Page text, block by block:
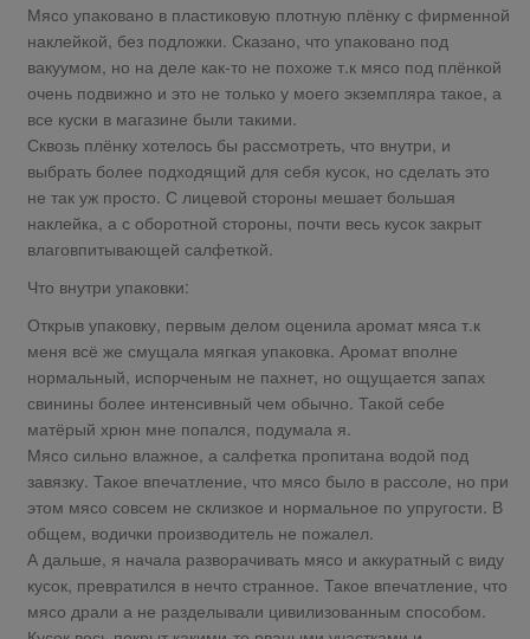
Мясо упаковано в пластиковую плотную плёнку с фирменной
наклейкой, без подложки. Сказано, что упаковано под
вакуумом, но на деле как-то не похоже т.к мясо под плёнкой
очень подвижно и это не только у моего экземпляра такое, а
все куски в магазине были такими.
Сквозь плёнку хотелось бы рассмотреть, что внутри, и
выбрать более подходящий для себя кусок, но сделать это
не так уж просто. С лицевой стороны мешает большая
наклейка, а с оборотной стороны, почти весь кусок закрыт
влаговпитывающей салфеткой.
Что внутри упаковки:
Открыв упаковку, первым делом оценила аромат мяса т.к
меня всё же смущала мягкая упаковка. Аромат вполне
нормальный, испорченым не пахнет, но ощущается запах
свинины более интенсивный чем обычно. Такой себе
матёрый хрюн мне попался, подумала я.
Мясо сильно влажное, а салфетка пропитана водой под
завязку. Такое впечатление, что мясо было в рассоле, но при
этом мясо совсем не склизкое и нормальное по упругости. В
общем, водички производитель не пожалел.
А дальше, я начала разворачивать мясо и аккуратный с виду
кусок, превратился в нечто странное. Такое впечатление, что
мясо драли а не разделывали цивилизованным способом.